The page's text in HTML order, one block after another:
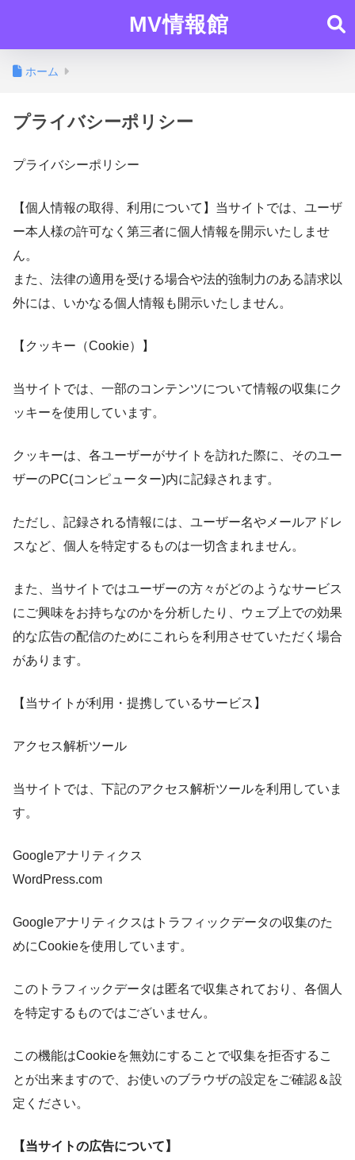
MV情報館
ホーム
プライバシーポリシー
プライバシーポリシー
【個人情報の取得、利用について】当サイトでは、ユーザ
ー本人様の許可なく第三者に個人情報を開示いたしませ
ん。
また、法律の適用を受ける場合や法的強制力のある請求以
外には、いかなる個人情報も開示いたしません。
【クッキー（Cookie）】
当サイトでは、一部のコンテンツについて情報の収集にク
ッキーを使用しています。
クッキーは、各ユーザーがサイトを訪れた際に、そのユー
ザーのPC(コンピューター)内に記録されます。
ただし、記録される情報には、ユーザー名やメールアドレ
スなど、個人を特定するものは一切含まれません。
また、当サイトではユーザーの方々がどのようなサービス
にご興味をお持ちなのかを分析したり、ウェブ上での効果
的な広告の配信のためにこれらを利用させていただく場合
があります。
【当サイトが利用・提携しているサービス】
アクセス解析ツール
当サイトでは、下記のアクセス解析ツールを利用していま
す。
Googleアナリティクス
WordPress.com
Googleアナリティクスはトラフィックデータの収集のた
めにCookieを使用しています。
このトラフィックデータは匿名で収集されており、各個人
を特定するものではございません。
この機能はCookieを無効にすることで収集を拒否するこ
とが出来ますので、お使いのブラウザの設定をご確認＆設
定ください。
【当サイトの広告について】